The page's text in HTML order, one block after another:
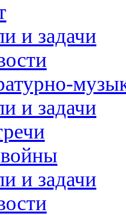
и задачи
и задачи
и задачи